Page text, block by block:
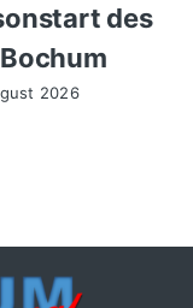
des
2026